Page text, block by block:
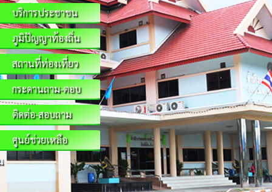
บริการประชาชน
ภูมิปัญญาท้องถิ่น
สถานที่ท่องเที่ยว
กระดานถาม-ตอบ
ติดต่อ-สอบถาม
ศูนย์ช่วยเหลือ